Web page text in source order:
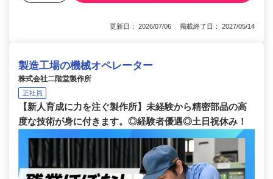
更新日： 2026/07/06 掲載終了日： 2027/05/14
製造工場の機械オペレーター
株式会社二階堂製作所
正社員
【新人育成に力を注ぐ製作所】未経験から精密部品の高
度な技術が身に付きます。◎経験者優遇◎土日祝休み！